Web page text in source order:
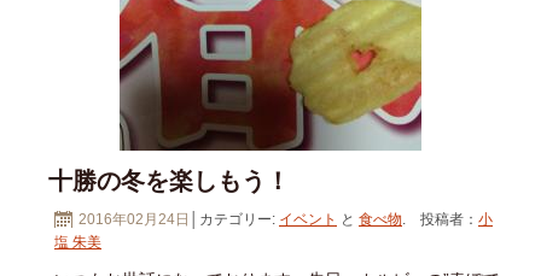
十勝の冬を楽しもう！
2016年02月24日 │カテゴリー: イベント と 食べ物. 投稿者： 小
塩 朱美